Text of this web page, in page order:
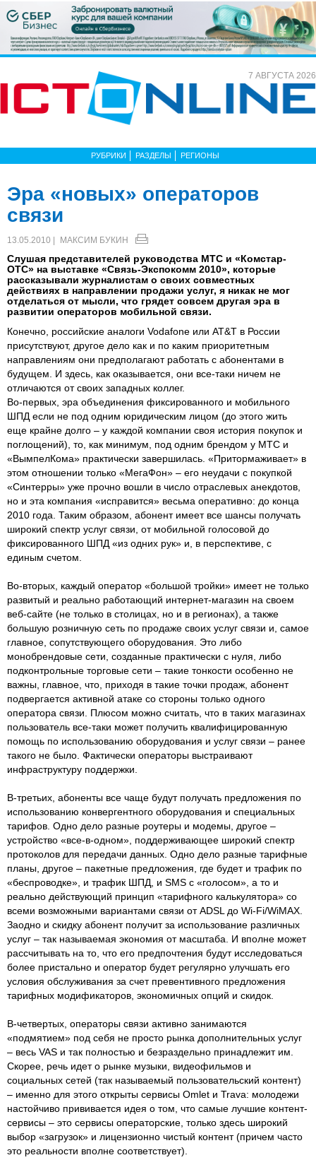
7 АВГУСТА 2026
РУБРИКИ РАЗДЕЛЫ РЕГИОНЫ
Эра «новых» операторов
связи
13.05.2010 | МАКСИМ БУКИН
Слушая представителей руководства МТС и «Комстар-
ОТС» на выставке «Связь-Экспокомм 2010», которые
рассказывали журналистам о своих совместных
действиях в направлении продажи услуг, я никак не мог
отделаться от мысли, что грядет совсем другая эра в
развитии операторов мобильной связи.
Конечно, российские аналоги Vodafone или AT&T в России
присутствуют, другое дело как и по каким приоритетным
направлениям они предполагают работать с абонентами в
будущем. И здесь, как оказывается, они все-таки ничем не
отличаются от своих западных коллег.
Во-первых, эра объединения фиксированного и мобильного
ШПД если не под одним юридическим лицом (до этого жить
еще крайне долго – у каждой компании своя история покупок и
поглощений), то, как минимум, под одним брендом у МТС и
«ВымпелКома» практически завершилась. «Притормаживает» в
этом отношении только «МегаФон» – его неудачи с покупкой
«Синтерры» уже прочно вошли в число отраслевых анекдотов,
но и эта компания «исправится» весьма оперативно: до конца
2010 года. Таким образом, абонент имеет все шансы получать
широкий спектр услуг связи, от мобильной голосовой до
фиксированного ШПД «из одних рук» и, в перспективе, с
единым счетом.
Во-вторых, каждый оператор «большой тройки» имеет не только
развитый и реально работающий интернет-магазин на своем
веб-сайте (не только в столицах, но и в регионах), а также
большую розничную сеть по продаже своих услуг связи и, самое
главное, сопутствующего оборудования. Это либо
монобрендовые сети, созданные практически с нуля, либо
подконтрольные торговые сети – такие тонкости особенно не
важны, главное, что, приходя в такие точки продаж, абонент
подвергается активной атаке со стороны только одного
оператора связи. Плюсом можно считать, что в таких магазинах
пользователь все-таки может получить квалифицированную
помощь по использованию оборудования и услуг связи – ранее
такого не было. Фактически операторы выстраивают
инфраструктуру поддержки.
В-третьих, абоненты все чаще будут получать предложения по
использованию конвергентного оборудования и специальных
тарифов. Одно дело разные роутеры и модемы, другое –
устройство «все-в-одном», поддерживающее широкий спектр
протоколов для передачи данных. Одно дело разные тарифные
планы, другое – пакетные предложения, где будет и трафик по
«беспроводке», и трафик ШПД, и SMS с «голосом», а то и
реально действующий принцип «тарифного калькулятора» со
всеми возможными вариантами связи от ADSL до Wi-Fi/WiMAX.
Заодно и скидку абонент получит за использование различных
услуг – так называемая экономия от масштаба. И вполне может
рассчитывать на то, что его предпочтения будут исследоваться
более пристально и оператор будет регулярно улучшать его
условия обслуживания за счет превентивного предложения
тарифных модификаторов, экономичных опций и скидок.
В-четвертых, операторы связи активно занимаются
«подмятием» под себя не просто рынка дополнительных услуг
– весь VAS и так полностью и безраздельно принадлежит им.
Скорее, речь идет о рынке музыки, видеофильмов и
социальных сетей (так называемый пользовательский контент)
– именно для этого открыты сервисы Omlet и Trava: молодежи
настойчиво прививается идея о том, что самые лучшие контент-
сервисы – это сервисы операторские, только здесь широкий
выбор «загрузок» и лицензионно чистый контент (причем часто
это реальности вполне соответствует).